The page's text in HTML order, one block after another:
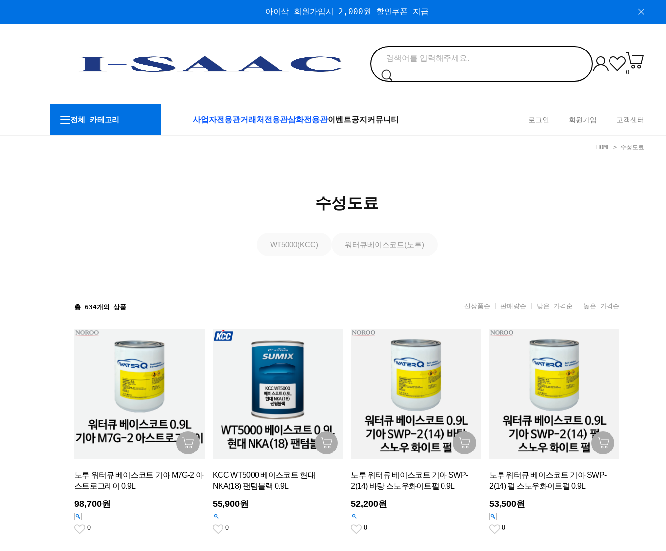
아이삭 회원가입시 2,000원 할인쿠폰 지급
0
전체 카테고리 사업자전용관거래처전용관삼화전용관이벤트공지커뮤니티 로그인 회원가입 고객센터
HOME > 수성도료
수성도료
WT5000(KCC) 워터큐베이스코트(노루)
총 634개의 상품 신상품순 판매량순 낮은 가격순 높은 가격순
노루 워터큐 베이스코트 기아 M7G-2 아
스트로그레이 0.9L
98,700원
0
KCC WT5000 베이스코트 현대
NKA(18) 팬텀블랙 0.9L
55,900원
0
노루 워터큐 베이스코트 기아 SWP-
2(14) 바탕 스노우화이트펄 0.9L
52,200원
0
노루 워터큐 베이스코트 기아 SWP-
2(14) 펄 스노우화이트펄 0.9L
53,500원
0